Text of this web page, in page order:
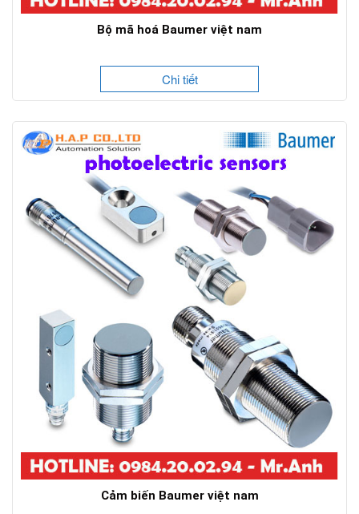
Bộ mã hoá Baumer việt nam
Chi tiết
Cảm biến Baumer việt nam